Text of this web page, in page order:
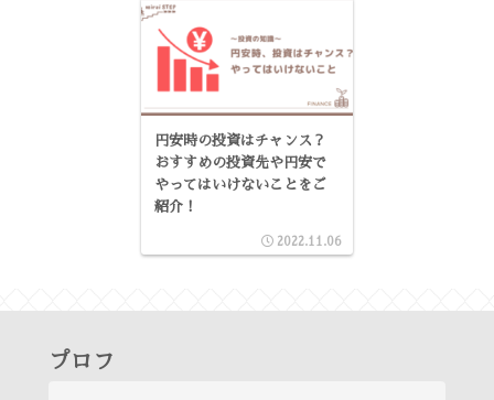
円安時の投資はチャンス？
おすすめの投資先や円安で
やってはいけないことをご
紹介！
2022.11.06
プロフ